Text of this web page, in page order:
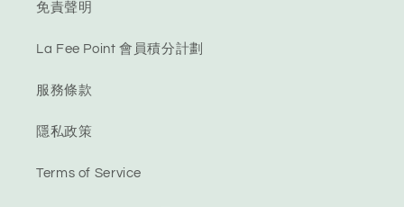
免責聲明
La Fee Point 會員積分計劃
服務條款
隱私政策
Terms of Service